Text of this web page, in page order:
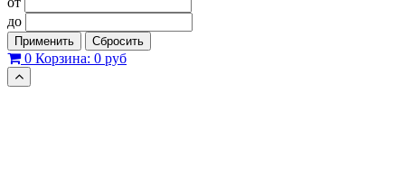
до
Применить Сбросить
0 Корзина: 0 руб